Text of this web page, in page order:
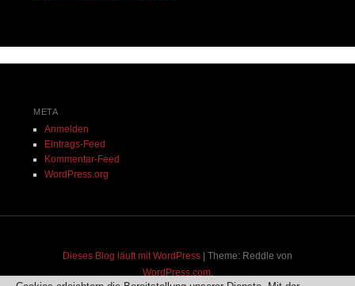
META
Anmelden
Eintrags-Feed
Kommentar-Feed
WordPress.org
Dieses Blog läuft mit WordPress
Theme: Reddle von
WordPress.com.